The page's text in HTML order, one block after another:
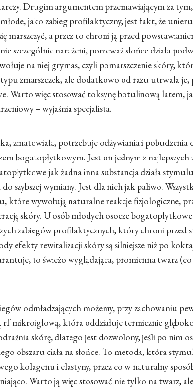
Drugim argumentem przemawiającym za
jako zabieg profilaktyczny, jest fakt, że
marszczyć, a przez to chroni ją przed
szczególnie narażeni, ponieważ słońce działa
na niej grymas, czyli pomarszczenie skóry,
zmarszczek, ale dodatkowo od razu utrwala je,
Warto więc stosować toksynę botulinową latem,
– wyjaśnia specjalista.
zmatowiała, potrzebuje odżywiania i
bogatopłytkowym. Jest on jednym z
jak żadna inna substancja działa
do szybszej wymiany. Jest dla nich jak paliwo.
które wywołują naturalne reakcje fizjologiczne,
skóry. U osób młodych osocze
zabiegów profilaktycznych, który chroni przed
efekty rewitalizacji skóry są silniejsze niż po
to świeżo wyglądająca, promienna twarz
odmładzających możemy, przy zachowaniu
rf mikroigłową, która oddziałuje termicznie
skórę, dlatego jest dozwolony, jeśli po nim
obszaru ciała na słońce. To metoda, która
kolagenu i elastyny, przez co w naturalny
Warto ją więc stosować nie tylko na twarz,